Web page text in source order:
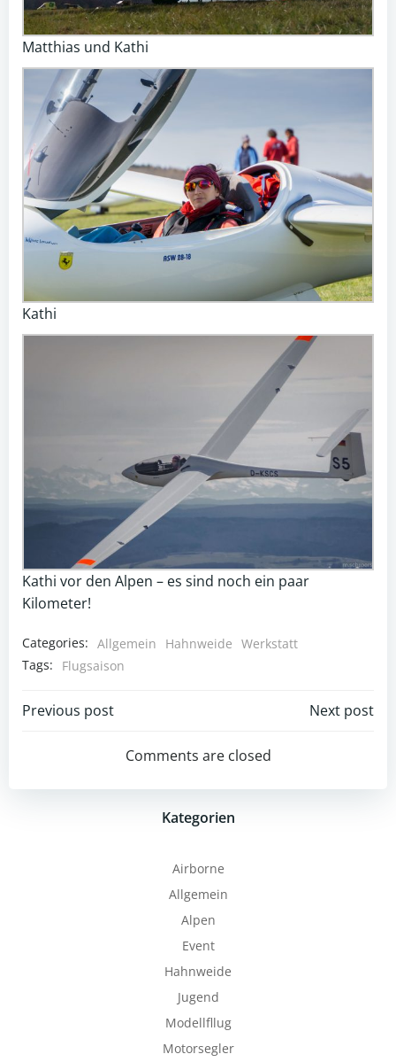
Matthias und Kathi
Kathi
Kathi vor den Alpen – es sind noch ein paar
Kilometer!
Categories: Allgemein Hahnweide Werkstatt
Tags:
Flugsaison
Post
navigation
Previous post
navigation
Next post
Comments are closed
Kategorien
Airborne
Allgemein
Alpen
Event
Hahnweide
Jugend
Modellfllug
Motorsegler